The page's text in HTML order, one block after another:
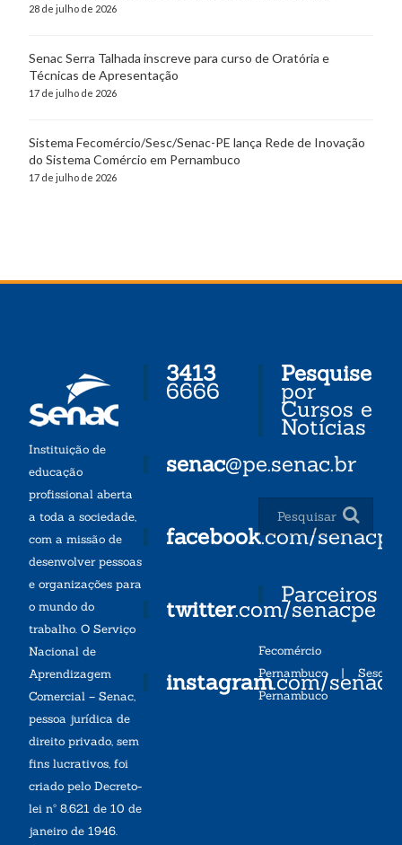
28 de julho de 2026
Senac Serra Talhada inscreve para curso de Oratória e
Técnicas de Apresentação
17 de julho de 2026
Sistema Fecomércio/Sesc/Senac-PE lança Rede de Inovação
do Sistema Comércio em Pernambuco
17 de julho de 2026
Instituição de
educação
profissional aberta
a toda a sociedade,
com a missão de
desenvolver pessoas
e organizações para
o mundo do
trabalho. O Serviço
Nacional de
Aprendizagem
Comercial – Senac,
pessoa jurídica de
direito privado, sem
fins lucrativos, foi
criado pelo Decreto-
lei nº 8.621 de 10 de
janeiro de 1946.
3413
6666
senac@pe.senac.br
facebook.com/senacpe
twitter.com/senacpe
instagram.com/
Pesquise
por
Cursos e
Notícias
Parceiros
Fecomércio
Pernambuco| Sesc
Pernambuco